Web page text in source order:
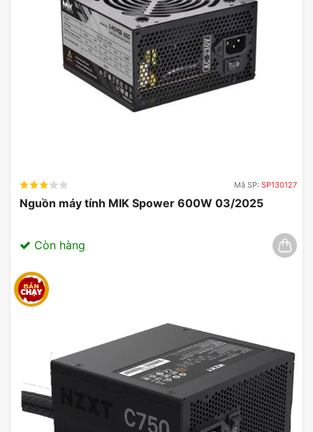
Mã SP: SP130127
Nguồn máy tính MIK Spower 600W 03/2025
Còn hàng